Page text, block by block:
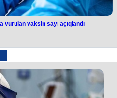
açıqlandı
yanında Operativ Qərargahdan bildirilib.
birinci və ikinci mərhələ üzrə vaksinasiya
daha çox doza üzrə vaksinasiya
buster doza üzrə vaksinasiya
vurulan vaksin sayı açıqlandı